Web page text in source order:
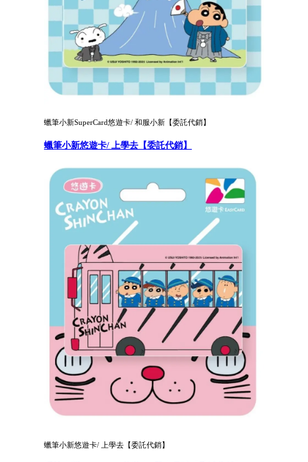
蠟筆小新SuperCard悠遊卡/ 和服小新【委託代銷】
蠟筆小新悠遊卡/ 上學去【委託代銷】
蠟筆小新悠遊卡/ 上學去【委託代銷】